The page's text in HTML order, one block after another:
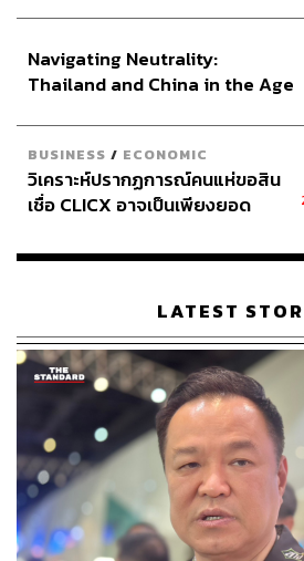
https://www.nytimes.com/
7/alexander-zverev-grand-
allegations/
7/grand-slam-french-open-
https://www.espn.com/tennis/
xander-zverev-wins-french-
am-title
Alexander Zverev
Navigating Neutrality:
Thailand and China in the Age
BUSINESS / ECONOMIC
วิเคราะห์ปรากฏการณ์คนแห่ขอสิน
เชื่อ CLICX อาจเป็นเพียงยอด
เรือนไทยที่ถูกซุกไว้
LATEST